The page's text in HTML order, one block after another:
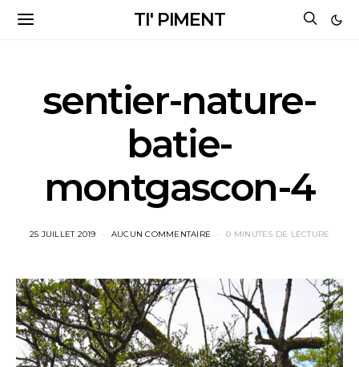
TI' PIMENT
sentier-nature-
batie-
montgascon-4
25 JUILLET 2019 AUCUN COMMENTAIRE 0 MINUTES DE LECTURE